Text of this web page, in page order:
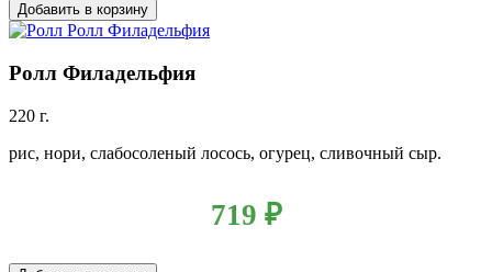
Добавить в корзину
Ролл Филадельфия
220 г.
рис, нори, слабосоленый лосось, огурец, сливочный сыр.
719 ₽